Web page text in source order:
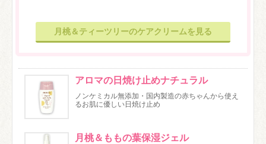
月桃＆ティーツリーのケアクリームを見る
アロマの日焼け止めナチュラル
ノンケミカル無添加・国内製造の赤ちゃんから使え
るお肌に優しい日焼け止め
月桃＆ももの葉保湿ジェル